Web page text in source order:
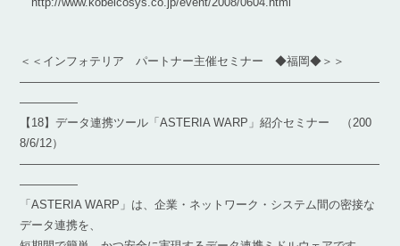
＜＜インフォテリア パートナー主催セミナー ◆福岡◆＞＞
―――――――――――――――――――――――――――――――
―――――
【18】データ連携ツール「ASTERIA WARP」紹介セミナー （200
8/6/12）
―――――――――――――――――――――――――――――――
―――――
「ASTERIA WARP」は、企業・ネットワーク・システム間の密接な
データ連携を、